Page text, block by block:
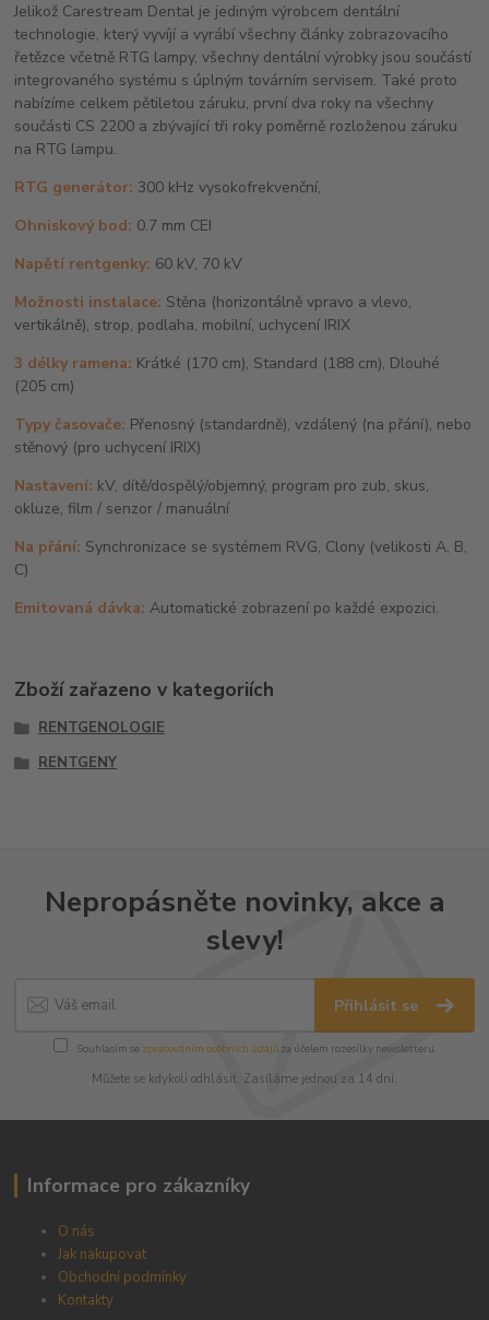
Jelikož Carestream Dental je jediným výrobcem dentální
technologie, který vyvíjí a vyrábí všechny články zobrazovacího
řetězce včetně RTG lampy, všechny dentální výrobky jsou součástí
integrovaného systému s úplným továrním servisem. Také proto
nabízíme celkem pětiletou záruku, první dva roky na všechny
součásti CS 2200 a zbývající tři roky poměrně rozloženou záruku
na RTG lampu.
RTG generátor: 300 kHz vysokofrekvenční,
Ohniskový bod: 0.7 mm CEI
Napětí rentgenky: 60 kV, 70 kV
Možnosti instalace: Stěna (horizontálně vpravo a vlevo,
vertikálně), strop, podlaha, mobilní, uchycení IRIX
3 délky ramena: Krátké (170 cm), Standard (188 cm), Dlouhé
(205 cm)
Typy časovače: Přenosný (standardně), vzdálený (na přání), nebo
stěnový (pro uchycení IRIX)
Nastavení: kV, dítě/dospělý/objemný, program pro zub, skus,
okluze, film / senzor / manuální
Na přání: Synchronizace se systémem RVG, Clony (velikosti A, B,
C)
Emitovaná dávka: Automatické zobrazení po každé expozici.
Zboží zařazeno v kategoriích
RENTGENOLOGIE
RENTGENY
Nepropásněte novinky, akce a
slevy!
Přihlásit se
Souhlasím se zpracováním osobních údajůza účelem rozesílky newsletteru.
Můžete se kdykoli odhlásit. Zasíláme jednou za 14 dní.
Informace pro zákazníky
O nás
Jak nakupovat
Obchodní podmínky
Kontakty